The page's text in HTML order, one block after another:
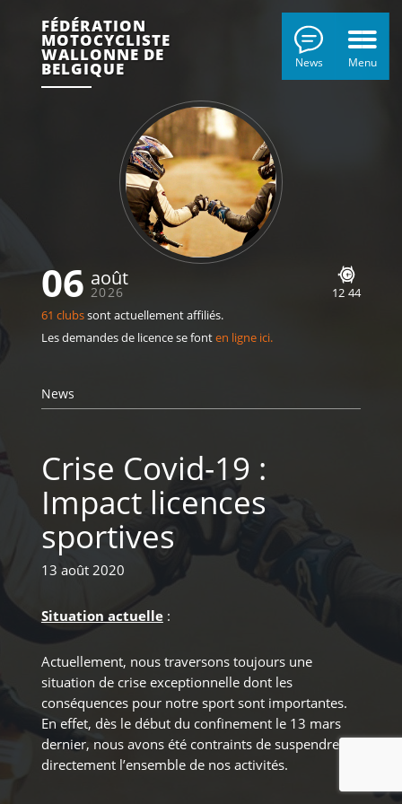
Menu
News
FÉDÉRATION
MOTOCYCLISTE
WALLONNE DE
BELGIQUE
06 août
2026 12: 44
61 clubssont actuellement affiliés.
Les demandes de licence se fonten ligne ici.
News
Crise Covid-19 :
Impact licences
sportives
13 août 2020
Situation actuelle :
Actuellement, nous traversons toujours une
situation de crise exceptionnelle dont les
conséquences pour notre sport sont importantes.
En effet, dès le début du confinement le 13 mars
dernier, nous avons été contraints de suspendre
directement l’ensemble de nos activités.